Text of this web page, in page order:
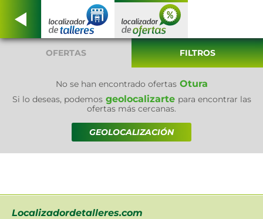
OFERTAS FILTROS
No se han encontrado ofertasOtura
Si lo deseas, podemosgeolocalizarte para encontrar las
ofertas más cercanas.
GEOLOCALIZACIÓN
Localizadordetalleres.com